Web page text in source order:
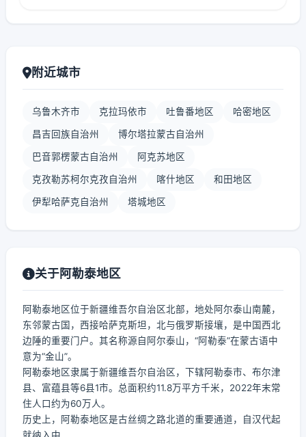
附近城市
乌鲁木齐市 克拉玛依市 吐鲁番地区 哈密地区
昌吉回族自治州 博尔塔拉蒙古自治州
巴音郭楞蒙古自治州 阿克苏地区
克孜勒苏柯尔克孜自治州 喀什地区 和田地区
伊犁哈萨克自治州 塔城地区
关于阿勒泰地区
阿勒泰地区位于新疆维吾尔自治区北部，地处阿尔泰山南麓，
东邻蒙古国，西接哈萨克斯坦，北与俄罗斯接壤，是中国西北
边陲的重要门户。其名称源自阿尔泰山，“阿勒泰”在蒙古语中
意为“金山”。
阿勒泰地区隶属于新疆维吾尔自治区，下辖阿勒泰市、布尔津
县、富蕴县等6县1市。总面积约11.8万平方千米，2022年末常
住人口约为60万人。
历史上，阿勒泰地区是古丝绸之路北道的重要通道，自汉代起